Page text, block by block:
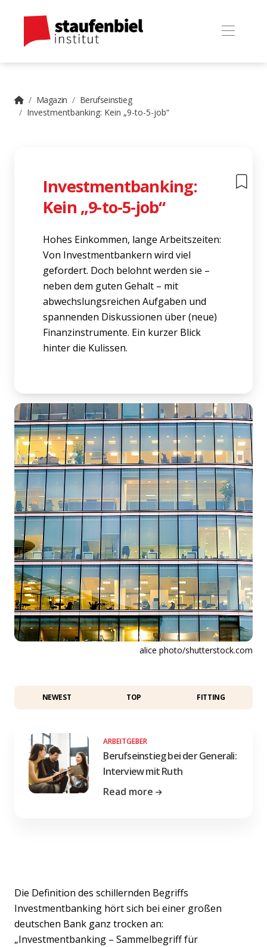
Magazin
Berufseinstieg
Investmentbanking: Kein „9-to-5-job“
Investmentbanking:
Kein „9-to-5-job“
Hohes Einkommen, lange Arbeitszeiten:
Von Investmentbankern wird viel
gefordert. Doch belohnt werden sie –
neben dem guten Gehalt – mit
abwechslungsreichen Aufgaben und
spannenden Diskussionen über (neue)
Finanzinstrumente. Ein kurzer Blick
hinter die Kulissen.
alice photo/shutterstock.com
NEWEST TOP FITTING
ARBEITGEBER
Berufseinstieg bei der Generali:
Interview mit Ruth
Read more
Die Definition des schillernden Begriffs
Investmentbanking hört sich bei einer großen
deutschen Bank ganz trocken an:
„Investmentbanking – Sammelbegriff für